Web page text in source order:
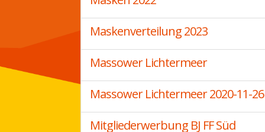
Maskenverteilung 2023
Massower Lichtermeer
Massower Lichtermeer 2020-11-26
Mitgliederwerbung BJ FF Süd